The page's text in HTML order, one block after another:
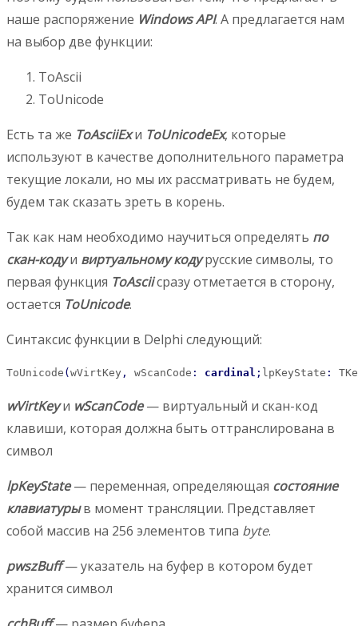
наше распоряжение Windows API. А предлагается нам
на выбор две функции:
ToAscii
ToUnicode
Есть та же ToAsciiExи ToUnicodeEx, которые
используют в качестве дополнительного параметра
текущие локали, но мы их рассматривать не будем,
будем так сказать зреть в корень.
Так как нам необходимо научиться определять по
скан-кодуи виртуальному кодурусские символы, то
первая функция ToAsciiсразу отметается в сторону,
остается ToUnicode.
Синтаксис функции в Delphi следующий:
ToUnicode (wVirtKey , wScanCode : cardinal ; lpKeyState :
wVirtKeyи wScanCode— виртуальный и скан-код
клавиши, которая должна быть оттранслирована в
символ
lpKeyState— переменная, определяющая состояние
клавиатурыв момент трансляции. Представляет
собой массив на 256 элементов типа byte.
pwszBuff— указатель на буфер в котором будет
хранится символ